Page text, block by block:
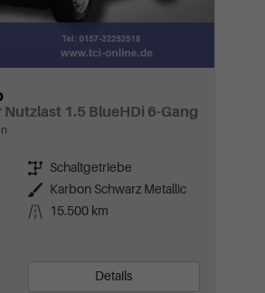
Nutzlast 1.5 BlueHDi 6-Gang
Getriebe Schaltgetriebe
Außenfarbe
Karbon Schwarz Metallic
Kilometerstand
15.500 km
Details